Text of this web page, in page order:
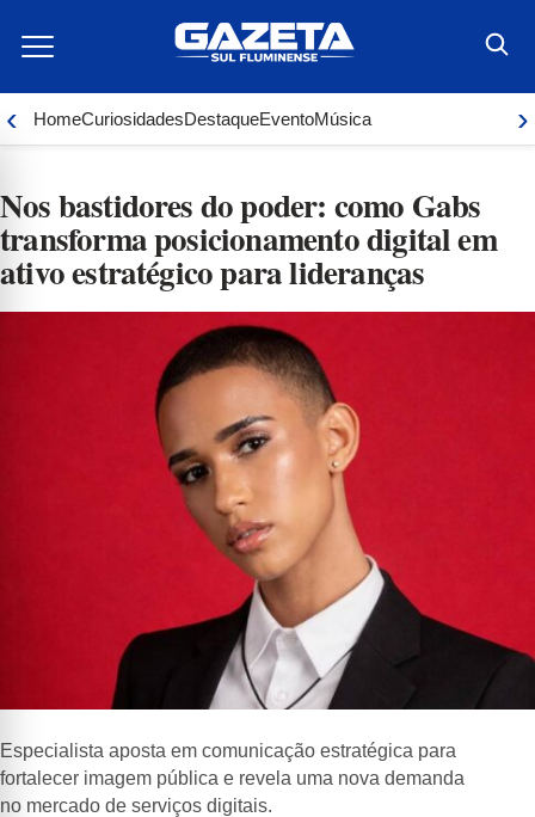
para
conteúdo
‹ HomeCuriosidadesDestaqueEventoMúsica ›
Nos bastidores do poder: como Gabs
transforma posicionamento digital em
ativo estratégico para lideranças
Especialista aposta em comunicação estratégica para
fortalecer imagem pública e revela uma nova demanda
no mercado de serviços digitais.